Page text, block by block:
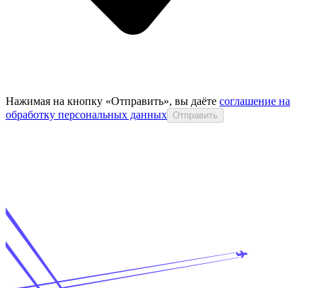
Нажимая на кнопку «Отправить», вы даёте соглашение на
обработку персональных данных Отправить